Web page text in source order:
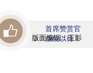
版面编辑：王影
首席赞赏官
虚位以待